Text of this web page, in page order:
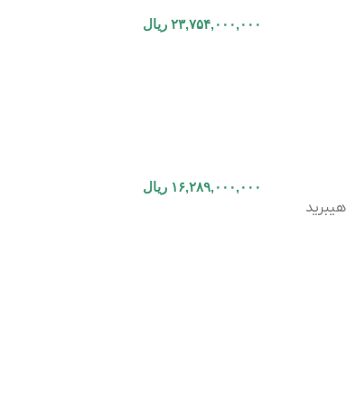
۲۳,۷۵۴,۰۰۰,۰۰۰ ریال
۱۶,۲۸۹,۰۰۰,۰۰۰ ریال
هیبرید